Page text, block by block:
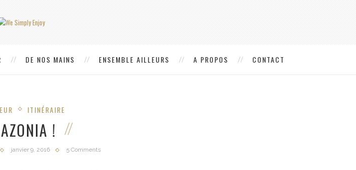
DE NOS MAINS ENSEMBLE AILLEURS A PROPOS CONTACT
ITINÉRAIRE
!
janvier 9, 2016 5 Comments